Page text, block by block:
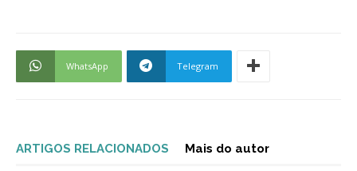
WhatsApp Telegram
ARTIGOS RELACIONADOS Mais do autor